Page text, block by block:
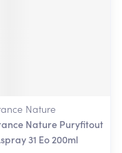
Nature
Nature Puryfitout
31 Eo 200ml